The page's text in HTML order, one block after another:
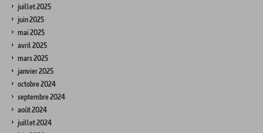
juillet 2025
juin 2025
mai 2025
avril 2025
mars 2025
janvier 2025
octobre 2024
septembre 2024
août 2024
juillet 2024